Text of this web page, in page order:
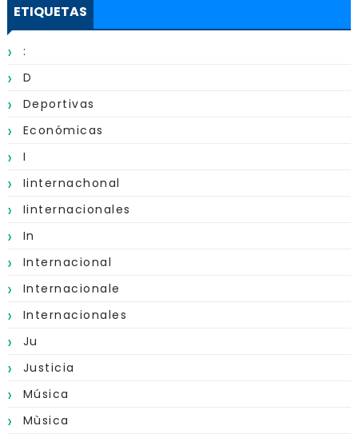
ETIQUETAS
:
D
Deportivas
Económicas
I
Iinternachonal
Iinternacionales
In
Internacional
Internacionale
Internacionales
Ju
Justicia
Música
Mùsica